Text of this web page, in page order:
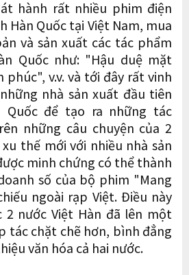
hành rất nhiều phim điện
Hàn Quốc tại Việt Nam, mua
và sản xuất các tác phẩm
Quốc như: "Hậu duệ mặt
phúc", v.v. và tới đây rất vinh
nhà sản xuất đầu tiên
Quốc để tạo ra những tác
những câu chuyện của 2
thế mới với nhiều nhà sản
minh chứng có thể thành
số của bộ phim "Mang
ngoài rạp Việt. Điều này
nước Việt Hàn đã lên một
tác chặt chẽ hơn, bình đẳng
văn hóa cả hai nước.